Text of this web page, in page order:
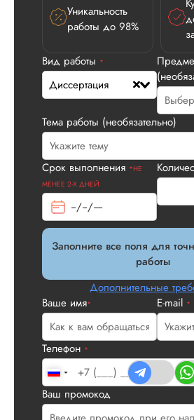
Уникальность
работы до 98%
Вид работы *
Диссертация
Тема работы (необязательно)
Срок выполнения *НЕ
МЕНЕЕ 2-Х ДНЕЙ
Заполните все поля для
работы
Дополнительные
Ваше имя* E-mail *
Телефон *
Ваш промокод